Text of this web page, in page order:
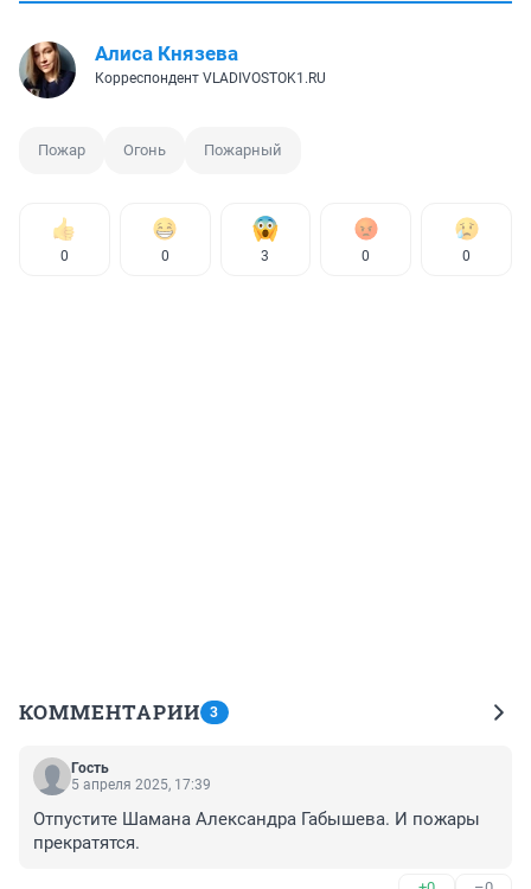
Алиса Князева
Корреспондент VLADIVOSTOK1.RU
Пожар Огонь Пожарный
0 0 3 0 0
КОММЕНТАРИИ 3
Гость
5 апреля 2025, 17:39
Отпустите Шамана Александра Габышева. И пожары
прекратятся.